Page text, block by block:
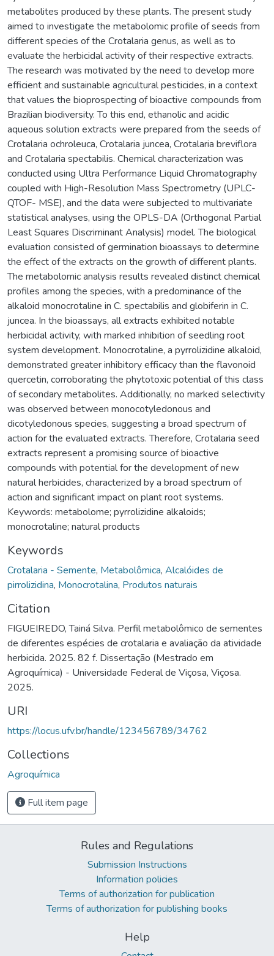
metabolites produced by these plants. The present study
aimed to investigate the metabolomic profile of seeds from
different species of the Crotalaria genus, as well as to
evaluate the herbicidal activity of their respective extracts.
The research was motivated by the need to develop more
efficient and sustainable agricultural pesticides, in a context
that values the bioprospecting of bioactive compounds from
Brazilian biodiversity. To this end, ethanolic and acidic
aqueous solution extracts were prepared from the seeds of
Crotalaria ochroleuca, Crotalaria juncea, Crotalaria breviflora
and Crotalaria spectabilis. Chemical characterization was
conducted using Ultra Performance Liquid Chromatography
coupled with High-Resolution Mass Spectrometry (UPLC-
QTOF- MSE), and the data were subjected to multivariate
statistical analyses, using the OPLS-DA (Orthogonal Partial
Least Squares Discriminant Analysis) model. The biological
evaluation consisted of germination bioassays to determine
the effect of the extracts on the growth of different plants.
The metabolomic analysis results revealed distinct chemical
profiles among the species, with a predominance of the
alkaloid monocrotaline in C. spectabilis and globiferin in C.
juncea. In the bioassays, all extracts exhibited notable
herbicidal activity, with marked inhibition of seedling root
system development. Monocrotaline, a pyrrolizidine alkaloid,
demonstrated greater inhibitory efficacy than the flavonoid
quercetin, corroborating the phytotoxic potential of this class
of secondary metabolites. Additionally, no marked selectivity
was observed between monocotyledonous and
dicotyledonous species, suggesting a broad spectrum of
action for the evaluated extracts. Therefore, Crotalaria seed
extracts represent a promising source of bioactive
compounds with potential for the development of new
natural herbicides, characterized by a broad spectrum of
action and significant impact on plant root systems.
Keywords: metabolome; pyrrolizidine alkaloids;
monocrotaline; natural products
Keywords
Crotalaria - Semente, Metabolômica, Alcalóides de
pirrolizidina, Monocrotalina, Produtos naturais
Citation
FIGUEIREDO, Tainá Silva. Perfil metabolômico de sementes
de diferentes espécies de crotalaria e avaliação da atividade
herbicida. 2025. 82 f. Dissertação (Mestrado em
Agroquímica) - Universidade Federal de Viçosa, Viçosa.
2025.
URI
https://locus.ufv.br/handle/123456789/34762
Collections
Agroquímica
Full item page
Rules and Regulations
Submission Instructions
Information policies
Terms of authorization for publication
Terms of authorization for publishing books
Help